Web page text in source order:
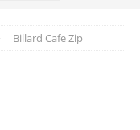
Billard Cafe Zip